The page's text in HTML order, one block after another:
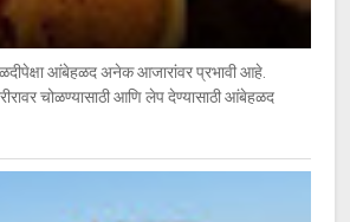
आंबेहळद अनेक आजारांवर प्रभावी आहे.
चोळण्यासाठी आणि लेप देण्यासाठी आंबेहळद